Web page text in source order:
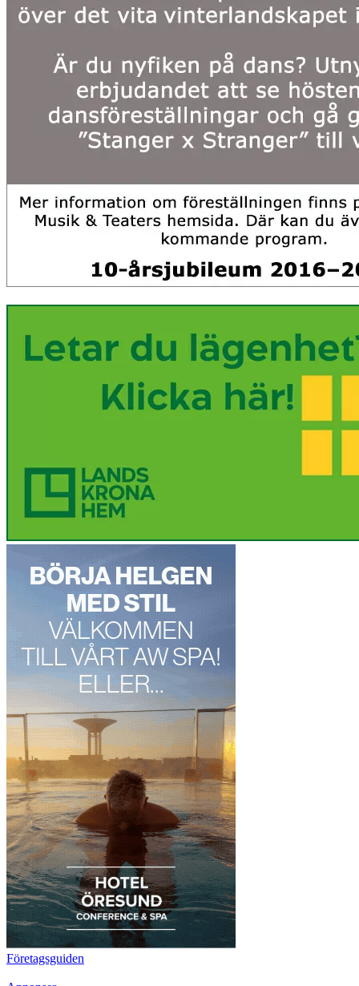
Företagsguiden